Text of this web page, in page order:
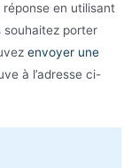
réponse en utilisant
souhaitez porter
envoyer une
à l’adresse ci-